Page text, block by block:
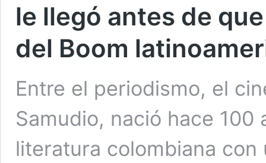
le llegó antes de
del Boom
Entre el periodismo, el
Samudio, nació hace 100
literatura colombiana